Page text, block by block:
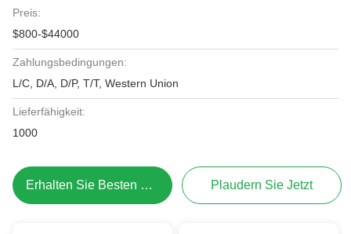
Preis:
$800-$44000
Zahlungsbedingungen:
L/C, D/A, D/P, T/T, Western Union
Lieferfähigkeit:
1000
Erhalten Sie Besten Preis Plaudern Sie Jetzt